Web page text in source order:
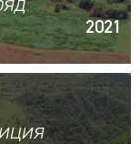
2021